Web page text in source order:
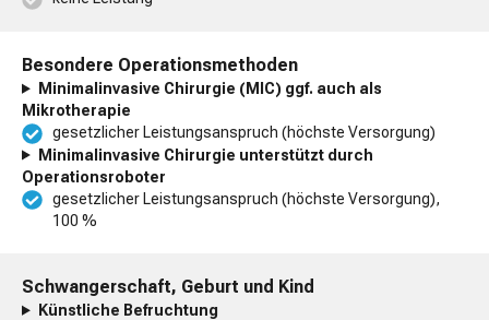
Besondere Operationsmethoden
Minimalinvasive Chirurgie (MIC) ggf. auch als
Mikrotherapie
gesetzlicher Leistungsanspruch (höchste Versorgung)
Minimalinvasive Chirurgie unterstützt durch
Operationsroboter
gesetzlicher Leistungsanspruch (höchste Versorgung),
100 %
Schwangerschaft, Geburt und Kind
Künstliche Befruchtung